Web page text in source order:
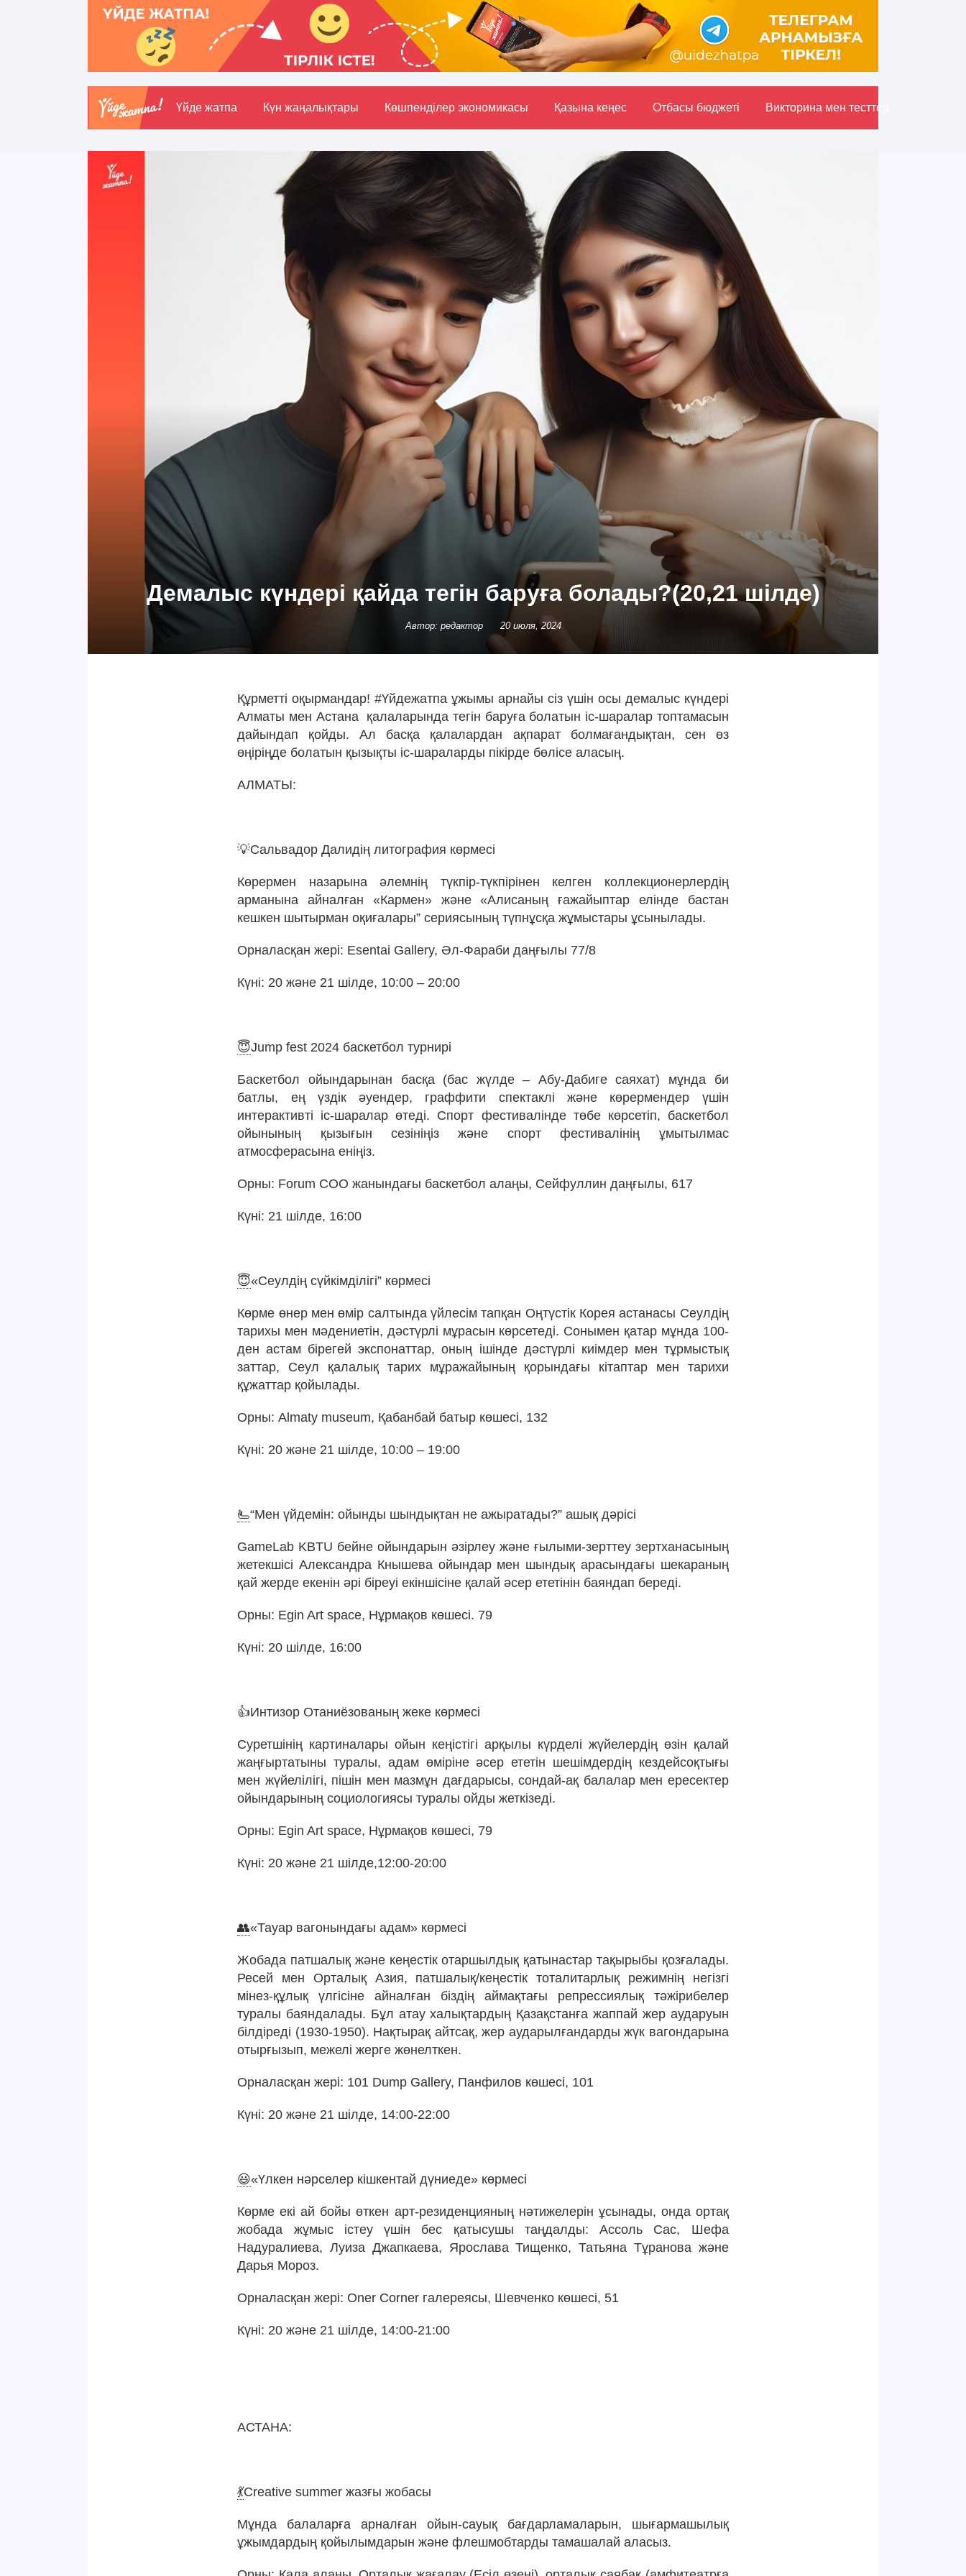
Үйде жатпа Күн жаңалықтары Көшпенділер экономикасы Қазына кеңес Отбасы бюджетi Викторина мен тесттер
Демалыс күндері қайда тегін баруға болады?(20,21 шілде)
Автор: редактор 20 июля, 2024
Құрметті оқырмандар! #Үйдежатпа ұжымы арнайы сіз үшін осы демалыс күндері
Алматы мен Астана
қалаларында тегін баруға болатын іс-шаралар топтамасын
дайындап қойды. Ал басқа қалалардан ақпарат болмағандықтан, сен өз
өңіріңде болатын қызықты іс-шараларды пікірде бөлісе аласың.
АЛМАТЫ:
💡Сальвадор Далидің литография көрмесі
Көрермен назарына әлемнің түкпір-түкпірінен келген коллекционерлердің
арманына айналған «Кармен» және «Алисаның ғажайыптар елінде бастан
кешкен шытырман оқиғалары” сериясының түпнұсқа жұмыстары ұсынылады.
Орналасқан жері: Esentai Gallery, Әл-Фараби даңғылы 77/8
Күні: 20 және 21 шілде, 10:00 – 20:00
😇Jump fest 2024 баскетбол турнирі
Баскетбол ойындарынан басқа (бас жүлде – Абу-Дабиге саяхат) мұнда би
батлы, ең үздік әуендер, граффити спектаклі және көрермендер үшін
интерактивті іс-шаралар өтеді. Спорт фестивалінде төбе көрсетіп, баскетбол
ойынының қызығын сезініңіз және спорт фестивалінің ұмытылмас
атмосферасына еніңіз.
Орны: Forum СОО жанындағы баскетбол алаңы, Сейфуллин даңғылы, 617
Күні: 21 шілде, 16:00
😇«Сеулдің сүйкімділігі” көрмесі
Көрме өнер мен өмір салтында үйлесім тапқан Оңтүстік Корея астанасы Сеулдің
тарихы мен мәдениетін, дәстүрлі мұрасын көрсетеді. Сонымен қатар мұнда 100-
ден астам бірегей экспонаттар, оның ішінде дәстүрлі киімдер мен тұрмыстық
заттар, Сеул қалалық тарих мұражайының қорындағы кітаптар мен тарихи
құжаттар қойылады.
Орны: Almaty museum, Қабанбай батыр көшесі, 132
Күні: 20 және 21 шілде, 10:00 – 19:00
🫷“Мен үйдемін: ойынды шындықтан не ажыратады?” ашық дәрісі
GameLab KBTU бейне ойындарын әзірлеу және ғылыми-зерттеу зертханасының
жетекшісі Александра Кнышева ойындар мен шындық арасындағы шекараның
қай жерде екенін әрі біреуі екіншісіне қалай әсер ететінін баяндап береді.
Орны: Egin Art space, Нұрмақов көшесі. 79
Күні: 20 шілде, 16:00
👍Интизор Отаниёзованың жеке көрмесі
Суретшінің картиналары ойын кеңістігі арқылы күрделі жүйелердің өзін қалай
жаңғыртатыны туралы, адам өміріне әсер ететін шешімдердің кездейсоқтығы
мен жүйелілігі, пішін мен мазмұн дағдарысы, сондай-ақ балалар мен ересектер
ойындарының социологиясы туралы ойды жеткізеді.
Орны: Egin Art space, Нұрмақов көшесі, 79
Күні: 20 және 21 шілде,12:00-20:00
👥«Тауар вагонындағы адам» көрмесі
Жобада патшалық және кеңестік отаршылдық қатынастар тақырыбы қозғалады.
Ресей мен Орталық Азия, патшалық/кеңестік тоталитарлық режимнің негізгі
мінез-құлық үлгісіне айналған біздің аймақтағы репрессиялық тәжірибелер
туралы баяндалады. Бұл атау халықтардың Қазақстанға жаппай жер аударуын
білдіреді (1930-1950). Нақтырақ айтсақ, жер аударылғандарды жүк вагондарына
отырғызып, межелі жерге жөнелткен.
Орналасқан жері: 101 Dump Gallery, Панфилов көшесі, 101
Күні: 20 және 21 шілде, 14:00-22:00
😃«Үлкен нәрселер кішкентай дүниеде» көрмесі
Көрме екі ай бойы өткен арт-резиденцияның нәтижелерін ұсынады, онда ортақ
жобада жұмыс істеу үшін бес қатысушы таңдалды: Ассоль Сас, Шефа
Надуралиева, Луиза Джапкаева, Ярослава Тищенко, Татьяна Тұранова және
Дарья Мороз.
Орналасқан жері: Oner Corner галереясы, Шевченко көшесі, 51
Күні: 20 және 21 шілде, 14:00-21:00
АСТАНА:
💃Creative summer жазғы жобасы
Мұнда балаларға арналған ойын-сауық бағдарламаларын, шығармашылық
ұжымдардың қойылымдарын және флешмобтарды тамашалай аласыз.